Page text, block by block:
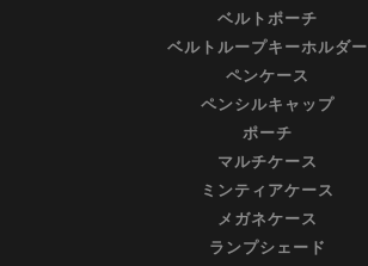
ベルトポーチ
ベルトループキーホルダー
ペンケース
ペンシルキャップ
ポーチ
マルチケース
ミンティアケース
メガネケース
ランプシェード